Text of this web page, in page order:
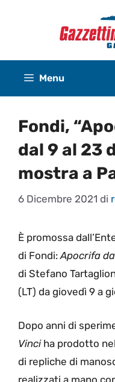
Menu
Fondi,
dal 9 al 23
mostra a
6 Dicembre 2021 di
È promossa
di Fondi:Apocrifa
di Stefano
(LT) da giovedì 9 a
Dopo anni di
Vinciha prodotto
di repliche di
realizzati a mano